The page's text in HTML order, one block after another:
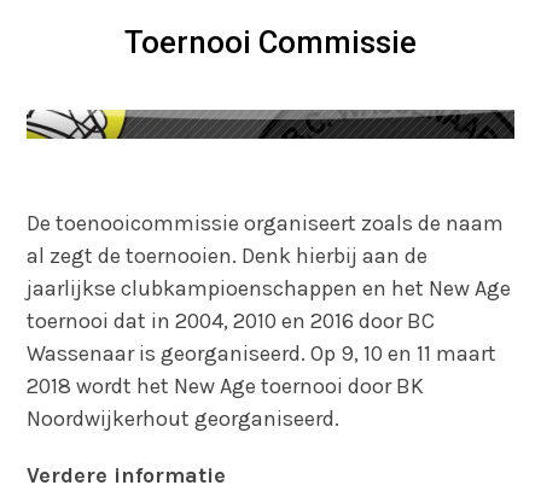
Toernooi Commissie
De toenooicommissie organiseert zoals de naam
al zegt de toernooien. Denk hierbij aan de
jaarlijkse clubkampioenschappen en het New Age
toernooi dat in 2004, 2010 en 2016 door BC
Wassenaar is georganiseerd. Op 9, 10 en 11 maart
2018 wordt het New Age toernooi door BK
Noordwijkerhout georganiseerd.
Verdere informatie